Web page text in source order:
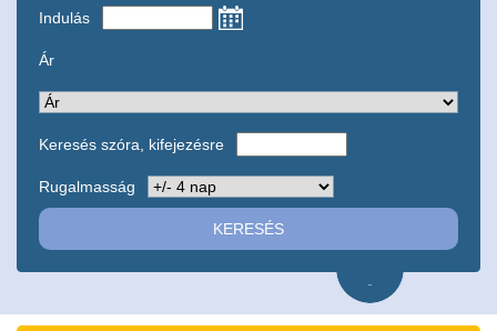
Indulás
Ár
Keresés szóra, kifejezésre
Rugalmasság
-